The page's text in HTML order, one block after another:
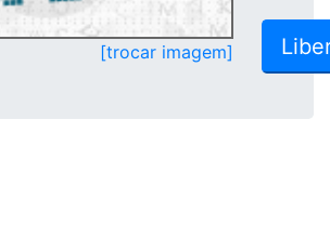
[trocar imagem]